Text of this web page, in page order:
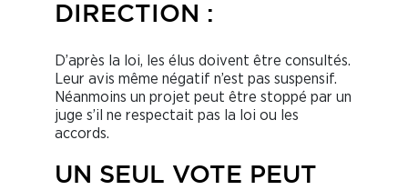
DIRECTION :
D’après la loi, les élus doivent être consultés.
Leur avis même négatif n’est pas suspensif.
Néanmoins un projet peut être stoppé par un
juge s’il ne respectait pas la loi ou les
accords.
UN SEUL VOTE PEUT